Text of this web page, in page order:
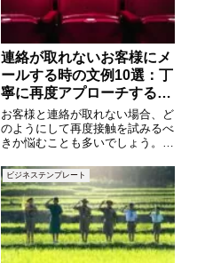
連絡が取れないお客様にメ
ールする時の文例10選：丁
寧に再度アプローチする方
法
お客様と連絡が取れない場合、ど
のようにして再度接触を試みるべ
きか悩むことも多いでしょう。ビ
負担をかけない丁寧なメールが求
められます。この記事では、連絡
が取れないお客様に送る際に使え
るメールの文例を10個ご紹介し
ビジネステンプレート